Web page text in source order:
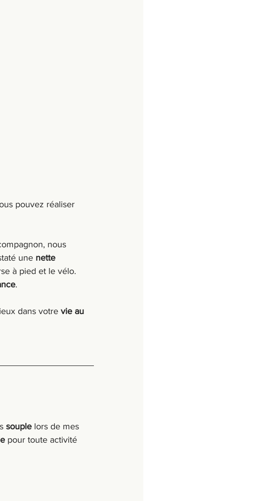
pouvez réaliser
nous
une nette
à pied et le vélo.
.
dans votre vie au
souple lors de mes
pour toute activité